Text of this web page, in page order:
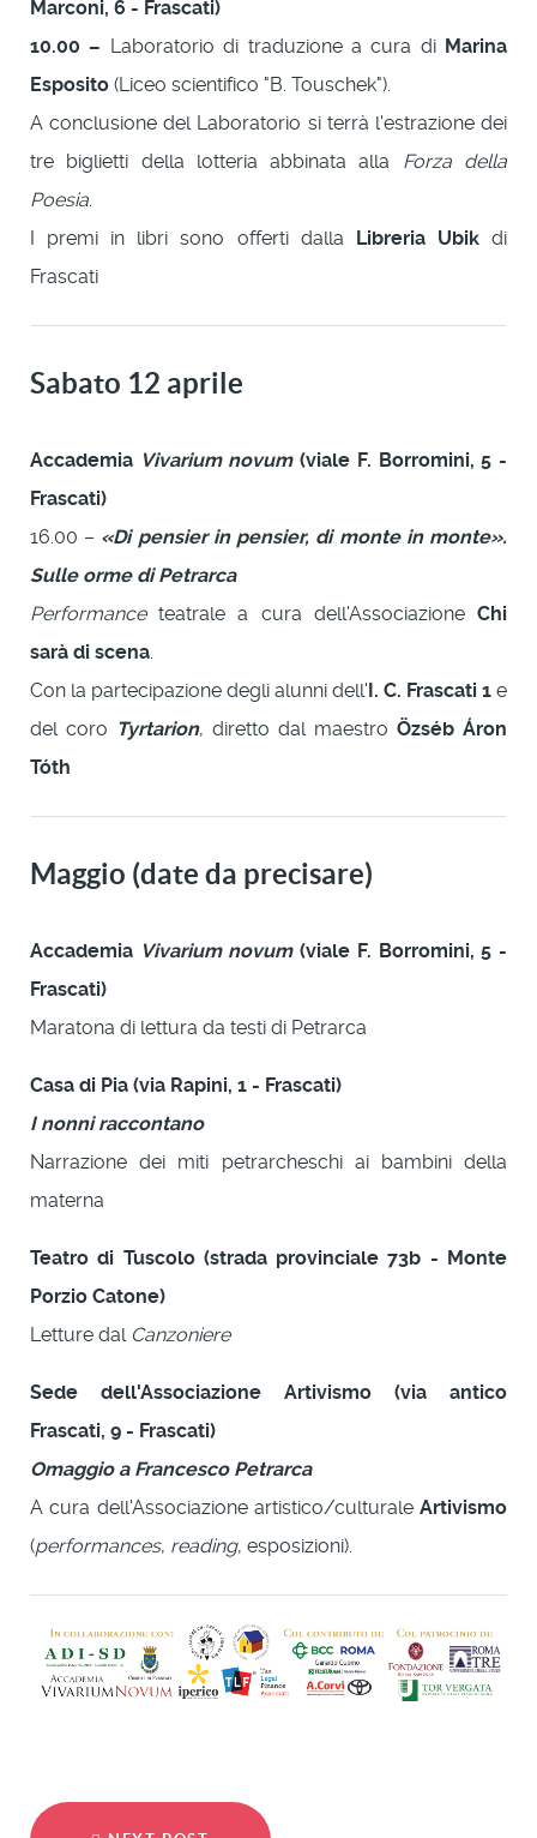
Marconi, 6 - Frascati)
10.00 – Laboratorio di traduzione a cura di Marina
Esposito (Liceo scientifico "B. Touschek").
A conclusione del Laboratorio si terrà l'estrazione dei
tre biglietti della lotteria abbinata alla Forza della
Poesia
I premi in libri sono offerti dalla Libreria Ubikdi
Frascati
Sabato 12 aprile
Accademia Vivarium novum (viale F. Borromini, 5 -
Frascati)
16.00 – «Di pensier in pensier, di monte in monte».
Sulle orme di Petrarca
Performanceteatrale a cura dell'Associazione Chi
sarà di scena
Con la partecipazione degli alunni dell'I. C. Frascati 1 e
del coro Tyrtarion, diretto dal maestro Özséb Áron
Tóth
Maggio (date da precisare)
Accademia Vivarium novum (viale F. Borromini, 5 -
Frascati)
Maratona di lettura da testi di Petrarca
Casa di Pia (via Rapini, 1 - Frascati)
I nonni raccontano
Narrazione dei miti petrarcheschi ai bambini della
materna
Teatro di Tuscolo (strada provinciale 73b - Monte
Porzio Catone)
Letture dal Canzoniere
Sede dell'Associazione Artivismo (via antico
Frascati, 9 - Frascati)
Omaggio a Francesco Petrarca
A cura dell'Associazione artistico/culturale Artivismo
(performances, reading, esposizioni).